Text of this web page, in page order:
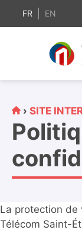
principal
FR EN
›SITE
La protection
Télécom Saint-